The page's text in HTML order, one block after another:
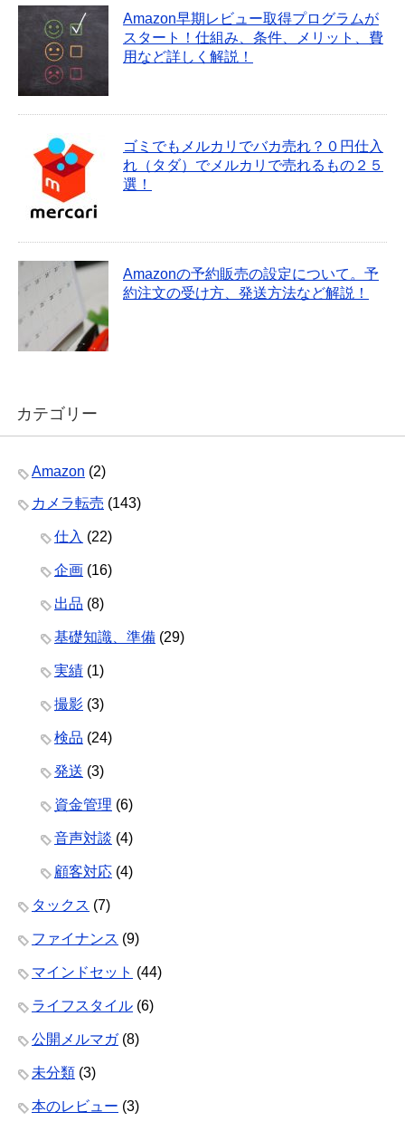
Amazon早期レビュー取得プログラムが
スタート！仕組み、条件、メリット、費
用など詳しく解説！
ゴミでもメルカリでバカ売れ？０円仕入
れ（タダ）でメルカリで売れるもの２５
選！
Amazonの予約販売の設定について。予
約注文の受け方、発送方法など解説！
カテゴリー
Amazon (2)
カメラ転売 (143)
仕入 (22)
企画 (16)
出品 (8)
基礎知識、準備 (29)
実績 (1)
撮影 (3)
検品 (24)
発送 (3)
資金管理 (6)
音声対談 (4)
顧客対応 (4)
タックス (7)
ファイナンス (9)
マインドセット (44)
ライフスタイル (6)
公開メルマガ(8)
未分類 (3)
本のレビュー (3)